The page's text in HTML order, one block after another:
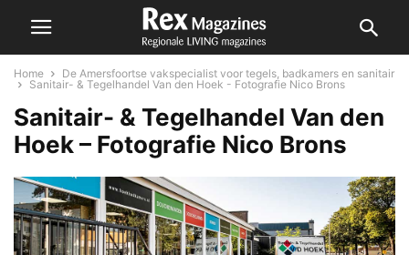
Home
De Amersfoortse vakspecialist voor tegels, badkamers en sanitair
Sanitair- & Tegelhandel Van den Hoek - Fotografie Nico Brons
Sanitair- & Tegelhandel Van den
Hoek – Fotografie Nico Brons